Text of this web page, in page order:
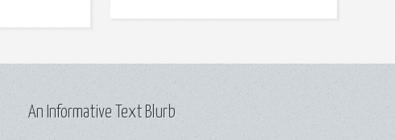
An Informative Text Blurb